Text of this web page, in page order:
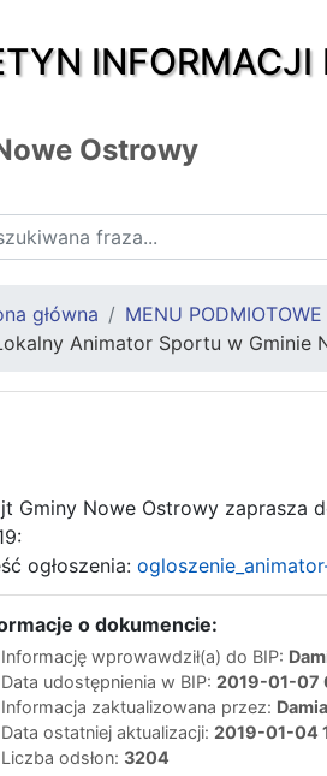
INFORMACJI
Ostrowy
główna MENU PODMIOTOWE
Animator Sportu w Gminie
Gminy Nowe Ostrowy zaprasza
ogłoszenia:
o dokumencie:
Informację wprowawdził(a) do BIP:
Data udostępnienia w BIP: 2019-01-07
Informacja zaktualizowana przez:
Data ostatniej aktualizacji: 2019-01-04
Liczba odsłon: 3204